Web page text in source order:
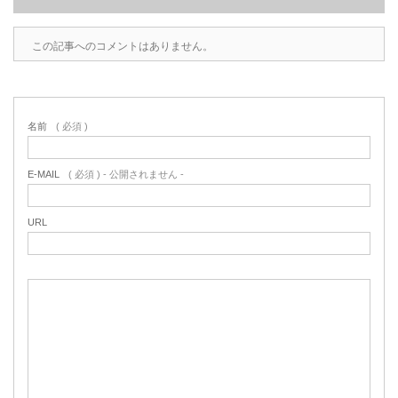
この記事へのコメントはありません。
名前 ( 必須 )
E-MAIL ( 必須 ) - 公開されません -
URL